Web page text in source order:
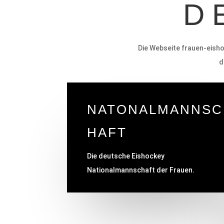
Die Webseite frauen-
NATONALMANNSC
HAFT
Die deutsche Eishockey
Nationalmannschaft der Frauen.